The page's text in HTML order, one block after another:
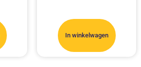
In winkelwagen